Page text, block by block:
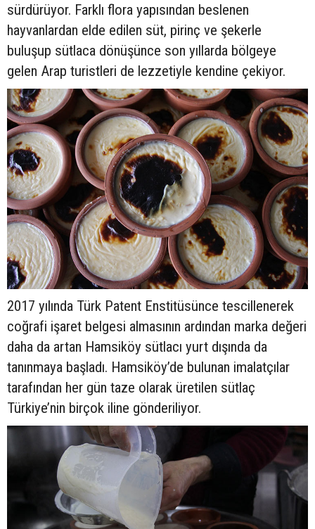
sürdürüyor. Farklı flora yapısından beslenen
hayvanlardan elde edilen süt, pirinç ve şekerle
buluşup sütlaca dönüşünce son yıllarda bölgeye
gelen Arap turistleri de lezzetiyle kendine çekiyor.
2017 yılında Türk Patent Enstitüsünce tescillenerek
coğrafi işaret belgesi almasının ardından marka değeri
daha da artan Hamsiköy sütlacı yurt dışında da
tanınmaya başladı. Hamsiköy’de bulunan imalatçılar
tarafından her gün taze olarak üretilen sütlaç
Türkiye’nin birçok iline gönderiliyor.